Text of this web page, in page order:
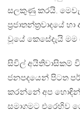
සලකුණු කරයි.
ප්‍රජාතන්ත්‍රවාදයේ
වූයේ කෙසේදැයි
සිවිල් අයිතිවාසිකම්
ජනපදයෙන් පිටත
කරන්නේ අප
සමාගමට එරෙහිව